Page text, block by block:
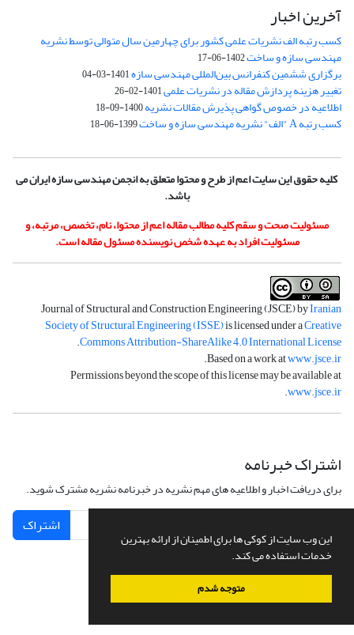
این وب سایت از کوکی ها برای اطمینان از ارائه بهترین
خدمات استفاده می کند.
متوجه شدم
آخرین اخبار
کسب رتبه الف نشریات علمی کشور برای چهارمین سال متوالی توسط نشریه
مهندسی سازه و ساخت1402-06-17
برگزاری ششمین کنفرانس بین‌المللی مهندسی سازه1401-03-04
تغییر هزینه پردازش مقاله در نشریات علمی1401-02-26
اطلاعیه در خصوص گواهی پذیرش مقالات نشریه1400-09-18
کسب رتبه A "الف" نشریه مهندسی سازه و ساخت 1399-06-18
کلیه حقوق این سایت اعم از طرح و محتوا متعلق به انجمن مهندسی سازه ایران می
باشد.
مسئولیت صحت و سقم کلیه مطالب مقاله اعم از محتوا، نام، تخصص، مرتبه، و
مسئولیت افراد به عهده شخص نویسنده مسئول مقاله است.
Journal of Structural and Construction Engineering (JSCE) byIranian
Society of Structural Engineering (ISSE)is licensed under aCreative
Commons Attribution-ShareAlike 4.0 International License
.
Based on a work atwww.jsce.ir
.
Permissions beyond the scope of this license may be available at
www.jsce.ir
.
اشتراک خبرنامه
برای دریافت اخبار و اطلاعیه های مهم نشریه در خبرنامه نشریه مشترک شوید.
اشتراک
سامانه مدیریت نشریات علمی.طراحی و پیاده سازی ازسیناوب